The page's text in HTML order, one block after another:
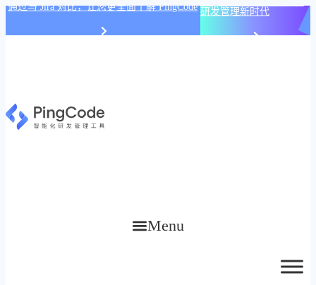
通过与 Jira 对比，让您更全面了解 PingCode 研发管理新时代
Menu